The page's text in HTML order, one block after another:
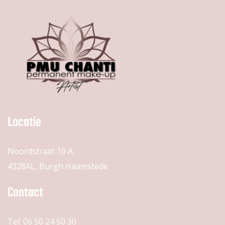
Locatie
Noordstraat 10 A
4328AL, Burgh Haamstede
Contact
Tel: 06 50 24 50 30